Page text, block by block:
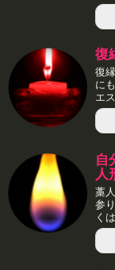
復
復
に
エ
自
人
藁
参
く